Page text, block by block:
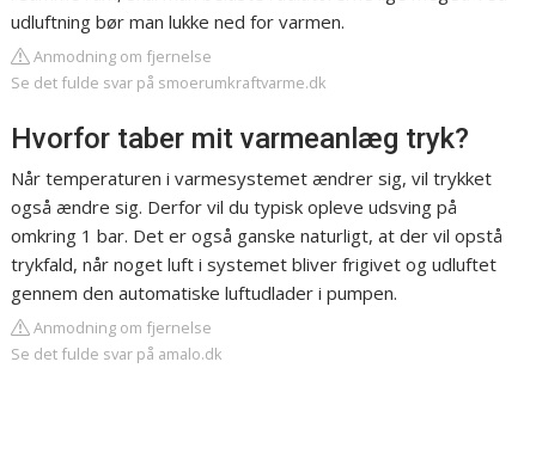
udluftning bør man lukke ned for varmen.
Anmodning om fjernelse
Se det fulde svar på smoerumkraftvarme.dk
Hvorfor taber mit varmeanlæg tryk?
Når temperaturen i varmesystemet ændrer sig, vil trykket
også ændre sig. Derfor vil du typisk opleve udsving på
omkring 1 bar. Det er også ganske naturligt, at der vil opstå
trykfald, når noget luft i systemet bliver frigivet og udluftet
gennem den automatiske luftudlader i pumpen.
Anmodning om fjernelse
Se det fulde svar på amalo.dk